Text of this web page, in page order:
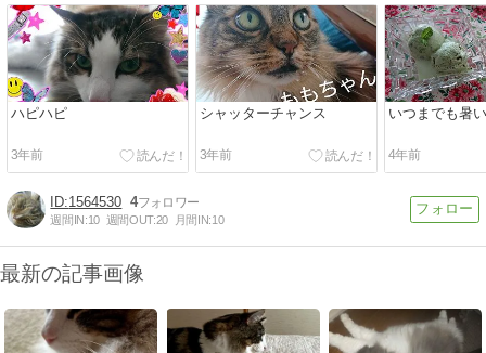
ハピハピ
3年前
シャッターチャンス
3年前
いつまでも暑
4年前
1564530 4
週間IN:10 週間OUT:20 月間IN:10
最新の記事画像